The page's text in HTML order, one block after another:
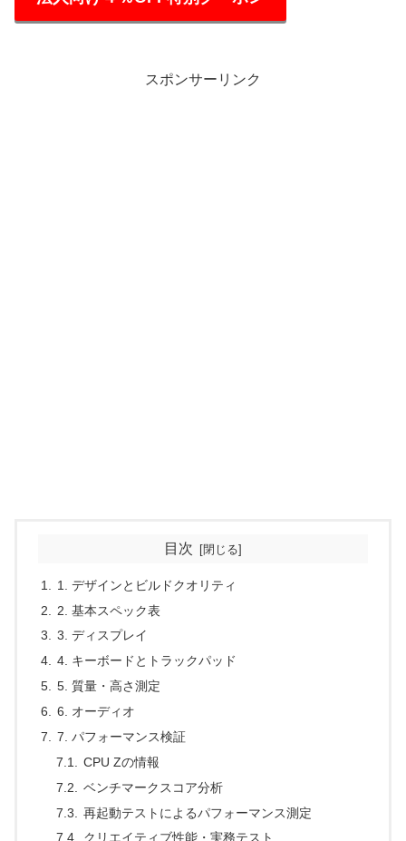
スポンサーリンク
目次
1. デザインとビルドクオリティ
2. 基本スペック表
3. ディスプレイ
4. キーボードとトラックパッド
5. 質量・高さ測定
6. オーディオ
7. パフォーマンス検証
CPU Zの情報
ベンチマークスコア分析
再起動テストによるパフォーマンス測定
クリエイティブ性能・実務テスト